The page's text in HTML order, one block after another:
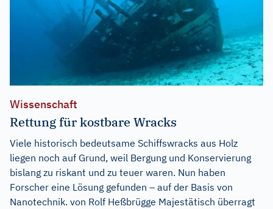
Wissenschaft
Rettung für kostbare Wracks
Viele historisch bedeutsame Schiffswracks aus Holz
liegen noch auf Grund, weil Bergung und Konservierung
bislang zu riskant und zu teuer waren. Nun haben
Forscher eine Lösung gefunden – auf der Basis von
Nanotechnik. von Rolf Heßbrügge Majestätisch überragt